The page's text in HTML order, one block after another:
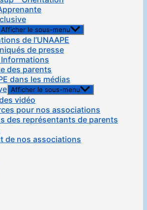
Afficher le sous-menu
de l’UNAAPE
de presse
Informations
des parents
dans les médias
Afficher le sous-menu
vidéo
pour nos associations
des représentants de parents
de nos associations